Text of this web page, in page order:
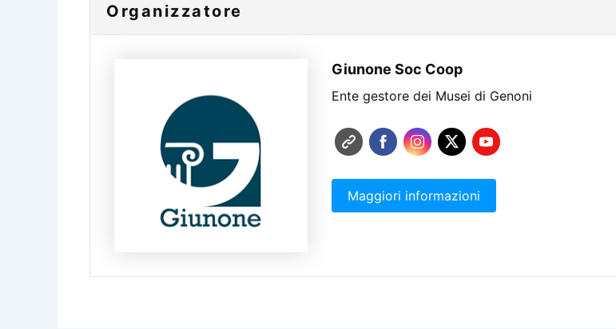
Organizzatore
Giunone Soc Coop
Ente gestore dei Musei di Genoni
Maggiori informazioni